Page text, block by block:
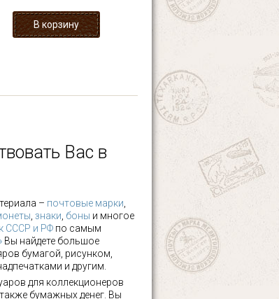
Вас в
– почтовые марки
знаки боны и многое
СССР и РФ по самым
Вы найдете большое
бумагой, рисунком,
и другим.
для коллекционеров
бумажных денег. Вы